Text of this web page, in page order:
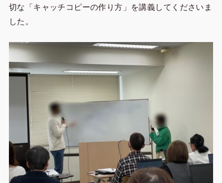
切な「キャッチコピーの作り方」を講義してくださいま
した。